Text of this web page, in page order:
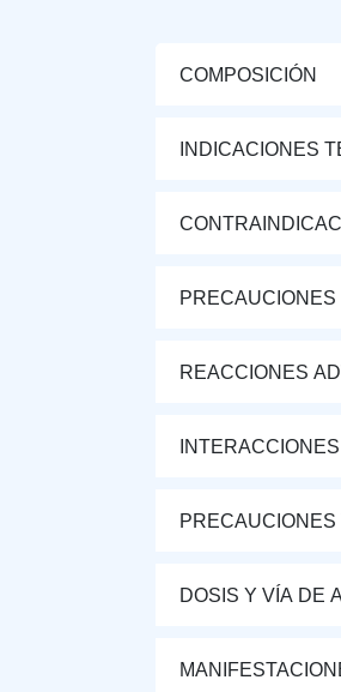
COMPOSICIÓN
INDICACIONES
PRECAUCIONES
REACCIONES
DOSIS Y VÍA DE